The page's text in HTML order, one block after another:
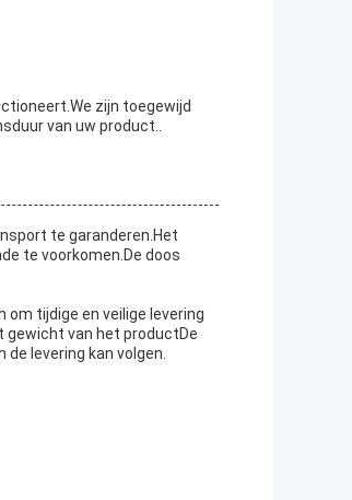
zijn toegewijd
van uw product..
te garanderen.Het
te voorkomen.De doos
om tijdige en veilige levering
gewicht van het productDe
levering kan volgen.